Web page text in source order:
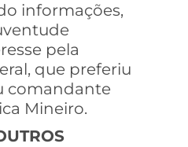
informações,
pela
que preferiu
comandante
Mineiro.